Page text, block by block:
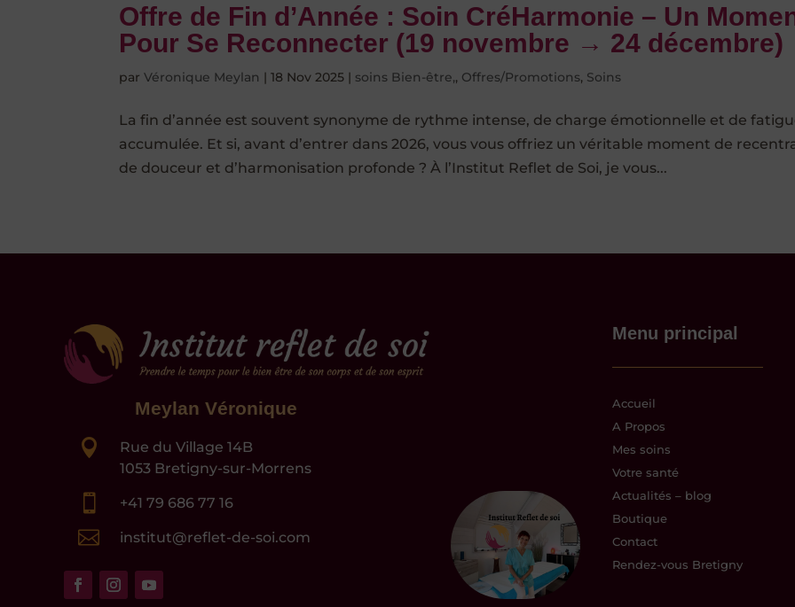
Offre de Fin d’Année : Soin CréHarmonie – Un
Pour Se Reconnecter (19 novembre → 24 décembre)
parVéronique Meylan |18 Nov 2025 | soins Bien-être,, Offres/Promotions, Soins
La fin d’année est souvent synonyme de rythme intense, de charge émotionnelle et de
accumulée. Et si, avant d’entrer dans 2026, vous vous offriez un véritable moment de
de douceur et d’harmonisation profonde ? À l’Institut Reflet de Soi, je vous...
Meylan Véronique

Rue du Village 14B
1053 Bretigny-sur-Morrens
 +41 79 686 77 16
 institut@reflet-de-soi.com
Menu principal
Accueil
A Propos
Mes soins
Votre santé
Actualités – blog
Boutique
Contact
Rendez-vous Bretigny